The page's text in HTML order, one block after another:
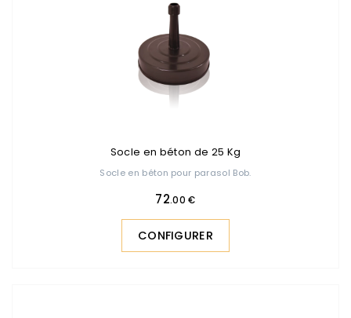
Socle en béton de 25 Kg
Socle en béton pour parasol Bob.
72.00 €
CONFIGURER